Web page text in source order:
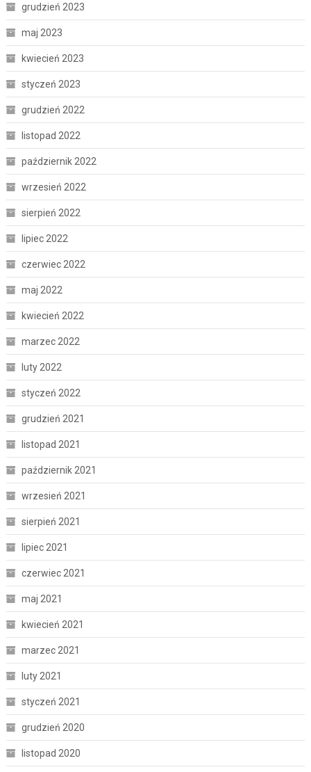
grudzień 2023
maj 2023
kwiecień 2023
styczeń 2023
grudzień 2022
listopad 2022
październik 2022
wrzesień 2022
sierpień 2022
lipiec 2022
czerwiec 2022
maj 2022
kwiecień 2022
marzec 2022
luty 2022
styczeń 2022
grudzień 2021
listopad 2021
październik 2021
wrzesień 2021
sierpień 2021
lipiec 2021
czerwiec 2021
maj 2021
kwiecień 2021
marzec 2021
luty 2021
styczeń 2021
grudzień 2020
listopad 2020